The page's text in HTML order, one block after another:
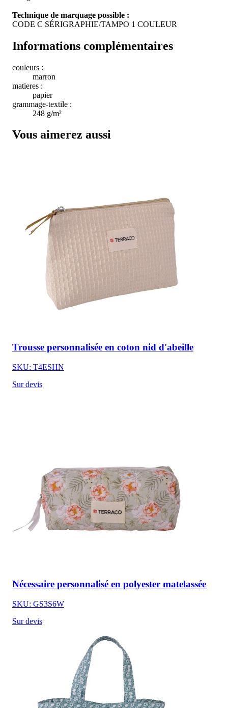
Technique de marquage possible :
CODE C SÉRIGRAPHIE/TAMPO 1 COULEUR
Informations complémentaires
couleurs :
marron
matieres :
papier
grammage-textile :
248 g/m²
Vous aimerez aussi
Trousse personnalisée en coton nid d'abeille
SKU: T4ESHN
Sur devis
Nécessaire personnalisé en polyester matelassée
SKU: GS3S6W
Sur devis